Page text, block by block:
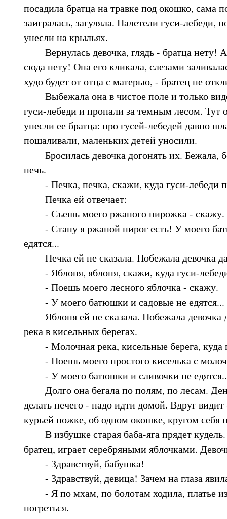
посадила братца на травке под окошко, сама
заигралась, загуляла. Налетели гуси-лебеди,
унесли на крыльях.
Вернулась девочка, глядь - братца нету!
сюда нету! Она его кликала, слезами
худо будет от отца с матерью, - братец не
Выбежала она в чистое поле и только
гуси-лебеди и пропали за темным лесом. Тут
унесли ее братца: про гусей-лебедей давно
пошаливали, маленьких детей уносили.
Бросилась девочка догонять их. Бежала,
печь.
- Печка, печка, скажи, куда гуси-лебеди
Печка ей отвечает:
- Съешь моего ржаного пирожка - скажу.
- Стану я ржаной пирог есть! У моего
едятся...
Печка ей не сказала. Побежала девочка
- Яблоня, яблоня, скажи, куда гуси-
- Поешь моего лесного яблочка - скажу.
- У моего батюшки и садовые не едятся...
Яблоня ей не сказала. Побежала девочка
река в кисельных берегах.
- Молочная река, кисельные берега, куда
- Поешь моего простого киселька с
- У моего батюшки и сливочки не
Долго она бегала по полям, по лесам.
делать нечего - надо идти домой. Вдруг
курьей ножке, об одном окошке, кругом себя
В избушке старая баба-яга прядет кудель.
братец, играет серебряными яблочками.
- Здравствуй, бабушка!
- Здравствуй, девица! Зачем на глаза
- Я по мхам, по болотам ходила, платье
погреться.